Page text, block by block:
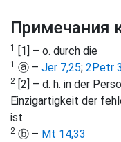
Примечания
1 [1] – o. durch die
1 ⓐ – Jer 7,25; 2Petr
2 [2] – d. h. in der
Einzigartigkeit der
ist
2 ⓑ – Mt 14,33